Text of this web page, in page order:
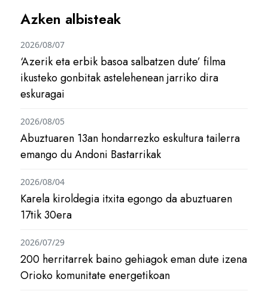
Azken albisteak
‘Azerik eta erbik basoa salbatzen dute’ filma
ikusteko gonbitak astelehenean jarriko dira
eskuragai
2026/08/07
Abuztuaren 13an hondarrezko eskultura tailerra
emango du Andoni Bastarrikak
2026/08/05
Karela kiroldegia itxita egongo da abuztuaren
17tik 30era
2026/08/04
200 herritarrek baino gehiagok eman dute izena
Orioko komunitate energetikoan
2026/07/29